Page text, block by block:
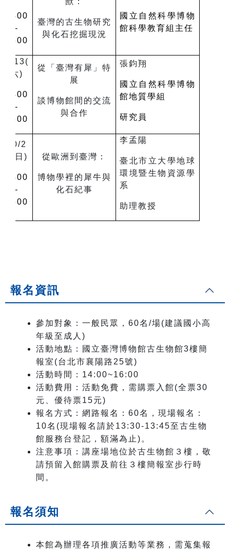
1400
-
1600
臺灣的古生物研究
與化石挖掘現況
國立自然科學博物
館科學教育組主任
9/13(
六)
1400
-
1600
從「臺灣有犀」特
展
談博物館間的交流
與合作
張鈞翔
國立自然科學博物
館地質學組
研究員
10/2
日 )
1400
-
1600
從歐洲到臺灣：
博物學裡的犀牛與
化石紀事
李孟陽
臺北市立大學地球
環境暨生物資源學
系
助理教授
報名資訊
參加對象：一般民眾， 60名 /場(建議國小高
年級至成人)
活動地點：國立臺灣博物館古生物館3樓簡
報室 (台北市襄陽路 25號)
活動時間： 14:00~16:00
活動費用：活動免費，需購票入館(全票30
元、優待票15元)
報名方式：網路報名： 60名，現場報名：
10名(現場報名請於13:30-13:45至古生物
館服務台登記，額滿為止)。
注意事項：講座場地位於古生物館３樓，敬
請預留入館購票及前往３樓簡報室步行時
間。
報名須知
本館為辦理各項推廣活動等業務，需蒐集報